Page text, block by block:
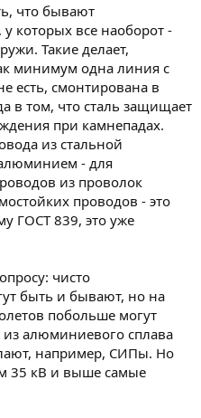
что бывают
которых все наоборот -
Такие делает,
минимум одна линия с
есть, смонтирована в
в том, что сталь защищает
при камнепадах.
из стальной
- для
из проволок
проводов - это
ГОСТ 839, это уже
чисто
быть и бывают, но на
побольше могут
алюминиевого сплава
например, СИПы. Но
35 кВ и выше самые